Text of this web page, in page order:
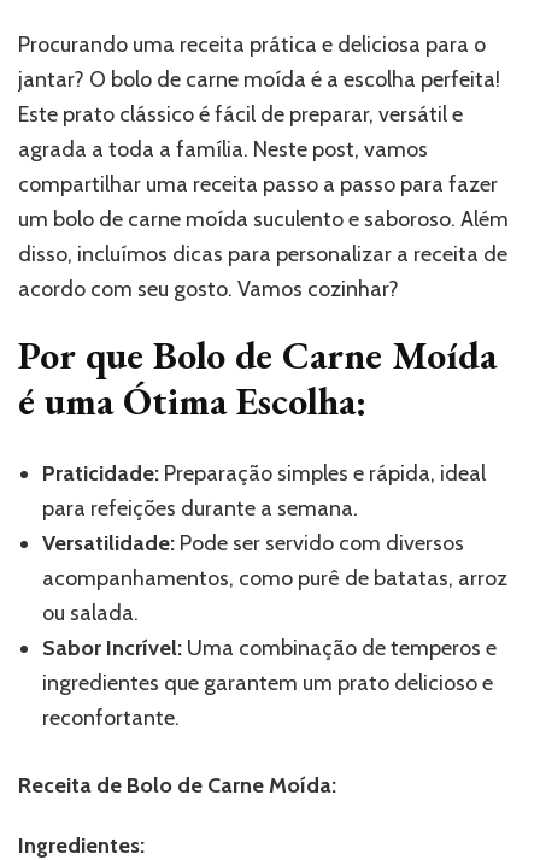
Procurando uma receita prática e deliciosa para o
jantar? O bolo de carne moída é a escolha perfeita!
Este prato clássico é fácil de preparar, versátil e
agrada a toda a família. Neste post, vamos
compartilhar uma receita passo a passo para fazer
um bolo de carne moída suculento e saboroso. Além
disso, incluímos dicas para personalizar a receita de
acordo com seu gosto. Vamos cozinhar?
Por que Bolo de Carne Moída
é uma Ótima Escolha:
Praticidade: Preparação simples e rápida, ideal
para refeições durante a semana.
Versatilidade: Pode ser servido com diversos
acompanhamentos, como purê de batatas, arroz
ou salada.
Sabor Incrível: Uma combinação de temperos e
ingredientes que garantem um prato delicioso e
reconfortante.
Receita de Bolo de Carne Moída:
Ingredientes: